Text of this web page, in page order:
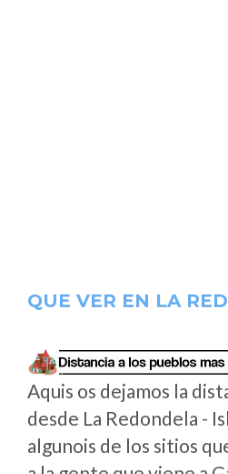
QUE VER EN LA
Aquis os dejamos la
desde La Redondela -
algunois de los sitios